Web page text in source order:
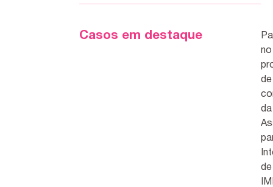
Casos em destaque
no
de
da
de